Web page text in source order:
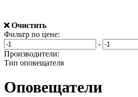
Очистить
Фильтр по цене:
-
Производители:
Тип оповещателя
Оповещатели